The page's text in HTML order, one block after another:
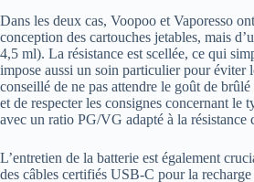
Dans les deux cas, Voopoo et Vaporesso
conception des cartouches jetables, mais
4,5 ml). La résistance est scellée, ce qui
impose aussi un soin particulier pour éviter
conseillé de ne pas attendre le goût de
et de respecter les consignes concernant le
avec un ratio PG/VG adapté à la résistance
L’entretien de la batterie est également
des câbles certifiés USB-C pour la